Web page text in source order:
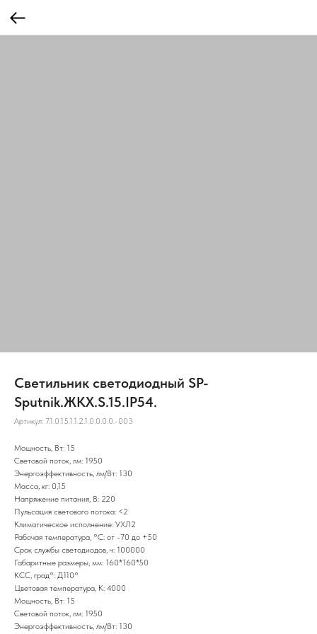
Светильник светодиодный SP-
Sputnik.ЖКХ.S.15.IP54.
Артикул: 7.1.0.15.1.1.2.1.0.0.0.0.-003
Мощность, Вт: 15
Световой поток, лм: 1950
Энергоэффективность, лм/Вт: 130
Масса, кг: 0,15
Напряжение питания, В: 220
Пульсация светового потока: <2
Климатическое исполнение: УХЛ2
Рабочая температура, °С: от -70 до +50
Срок службы светодиодов, ч: 100000
Габаритные размеры, мм: 160*160*50
КСС, град°: Д110°
Цветовая температура, K: 4000
Мощность, Вт: 15
Световой поток, лм: 1950
Энергоэффективность, лм/Вт: 130